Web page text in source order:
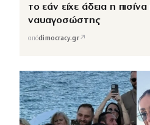
το εάν είχε άδεια η
ναυαγοσώστης
απόdimocracy.gr↗